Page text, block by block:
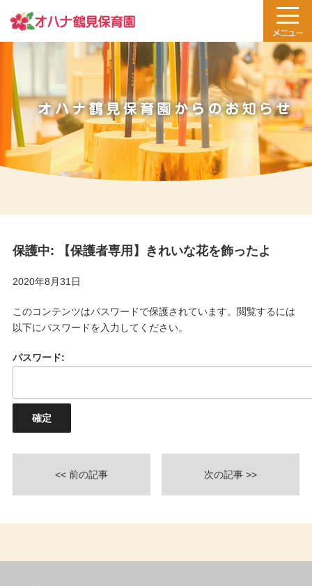
保護中: 【保護者専用】きれいな花を飾ったよ
2020年8月31日
このコンテンツはパスワードで保護されています。閲覧するには
以下にパスワードを入力してください。
パスワード:
<< 前の記事 次の記事 >>